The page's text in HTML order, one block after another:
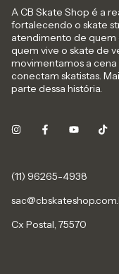
A CB Skate Shop é a
fortalecendo o skate
atendimento de
quem vive o skate de
movimentamos a
conectam skatistas.
parte dessa história.
Cx Postal, 75570